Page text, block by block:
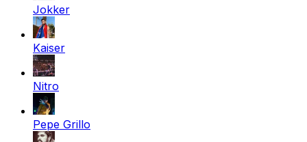
Jokker
Kaiser
Nitro
Pepe Grillo